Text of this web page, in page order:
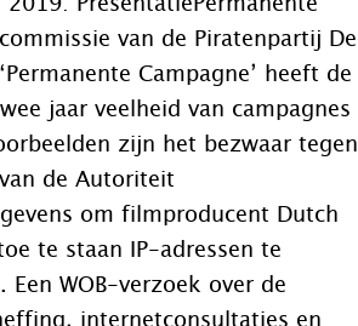
PresentatiePermanente
van de Piratenpartij De
Campagne’ heeft de
jaar veelheid van campagnes
zijn het bezwaar tegen
de Autoriteit
om filmproducent Dutch
te staan IP-adressen te
Een WOB-verzoek over de
internetconsultaties en